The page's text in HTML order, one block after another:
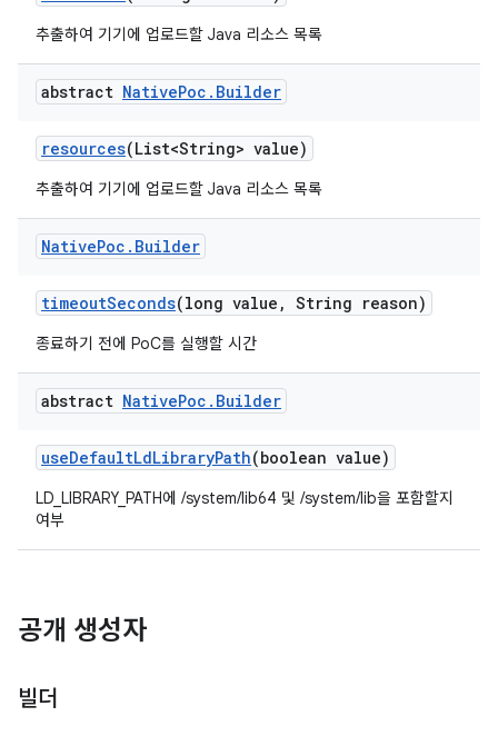
추출하여 기기에 업로드할 Java 리소스 목록
abstract NativePoc . Builder
resources(List<String> value)
추출하여 기기에 업로드할 Java 리소스 목록
NativePoc . Builder
timeoutSeconds(long value , String reason)
종료하기 전에 PoC를 실행할 시간
abstract NativePoc . Builder
useDefaultLdLibraryPath(boolean value)
LD_LIBRARY_PATH에 /system/lib64 및 /system/lib을 포함할지
여부
공개 생성자
빌더